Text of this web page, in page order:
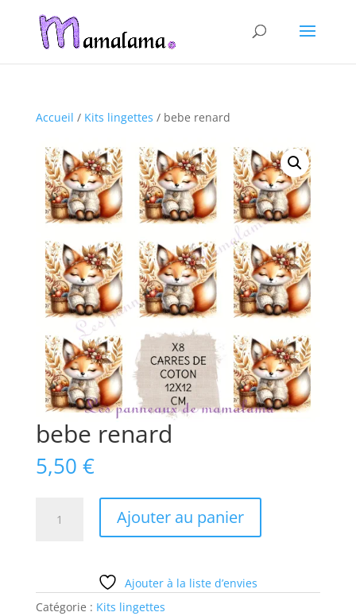
Accueil / Kits lingettes / bebe renard
bebe renard
5,50 €
Ajouter au panier
Ajouter à la liste d’envies
Catégorie : Kits lingettes